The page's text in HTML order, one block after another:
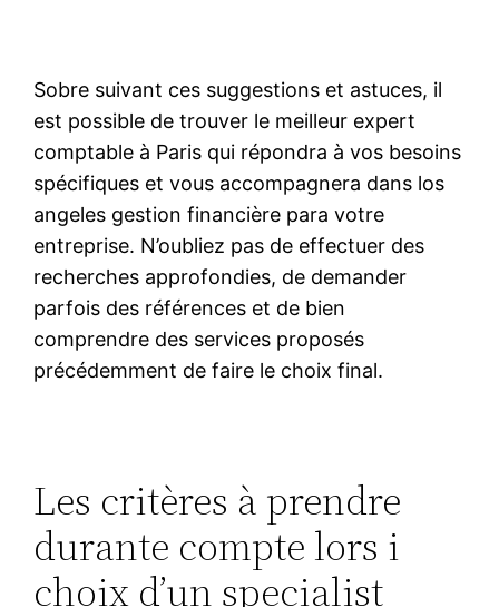
Sobre suivant ces suggestions et astuces, il
est possible de trouver le meilleur expert
comptable à Paris qui répondra à vos besoins
spécifiques et vous accompagnera dans los
angeles gestion financière para votre
entreprise. N’oubliez pas de effectuer des
recherches approfondies, de demander
parfois des références et de bien
comprendre des services proposés
précédemment de faire le choix final.
Les critères à prendre
durante compte lors i
choix d’un specialist